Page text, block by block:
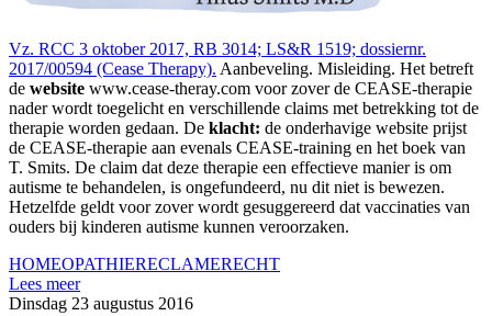
Vz. RCC 3 oktober 2017, RB 3014; LS&R 1519; dossiernr.
2017/00594 (Cease Therapy). Aanbeveling. Misleiding. Het betreft
de website www.cease-theray.com voor zover de CEASE-therapie
nader wordt toegelicht en verschillende claims met betrekking tot de
therapie worden gedaan. De klacht: de onderhavige website prijst
de CEASE-therapie aan evenals CEASE-training en het boek van
T. Smits. De claim dat deze therapie een effectieve manier is om
autisme te behandelen, is ongefundeerd, nu dit niet is bewezen.
Hetzelfde geldt voor zover wordt gesuggereerd dat vaccinaties van
ouders bij kinderen autisme kunnen veroorzaken.
HOMEOPATHIERECLAMERECHT
Lees meer
Dinsdag 23 augustus 2016